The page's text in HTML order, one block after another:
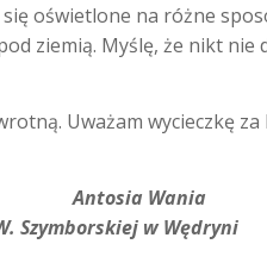
oświetlone na różne
ziemią. Myślę, że nikt nie
Uważam wycieczkę za
Szymborskiej w Wędryni